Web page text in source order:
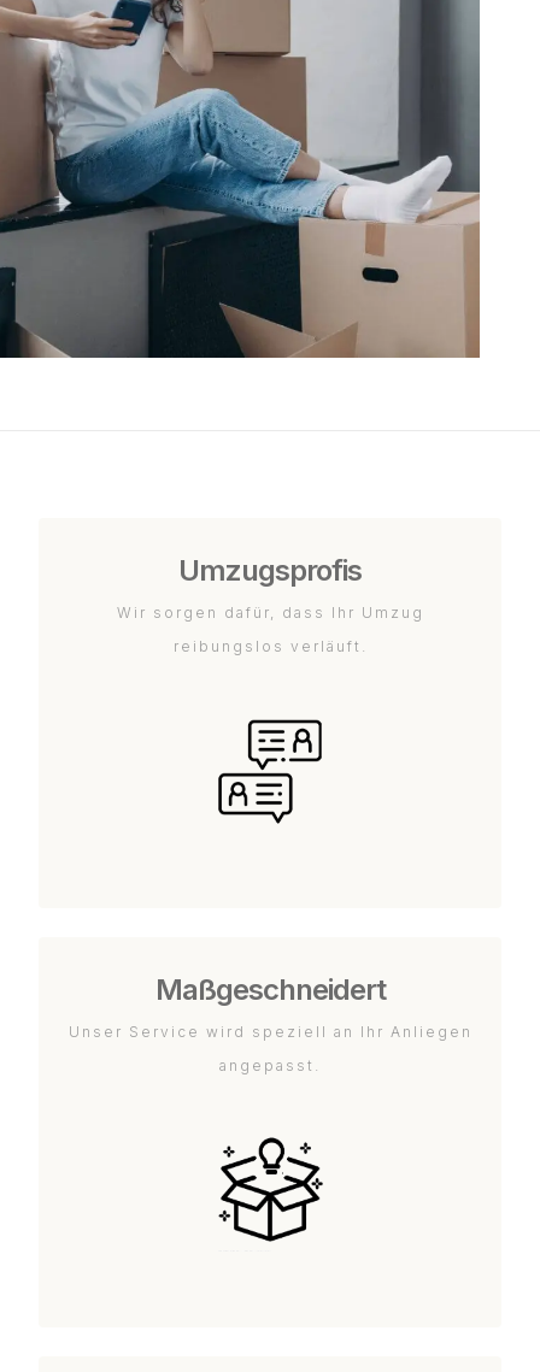
Umzugsprofis
Wir sorgen dafür, dass Ihr Umzug
reibungslos verläuft.
Maßgeschneidert
Unser Service wird speziell an Ihr Anliegen
angepasst.